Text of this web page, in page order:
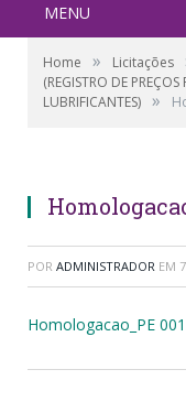
MENU
Home » Licitações
(REGISTRO DE
LUBRIFICANTES) »
POR ADMINISTRADOR EM
Homologacao_PE